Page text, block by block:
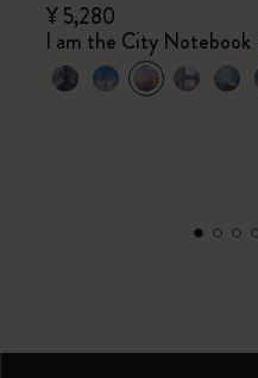
¥ 5,280
I am the City Notebook